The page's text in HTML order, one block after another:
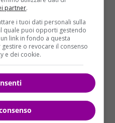
partner.
i tuoi dati personali sulla
quale puoi opporti gestendo
link in fondo a questa
o revocare il consenso
e dei cookie.